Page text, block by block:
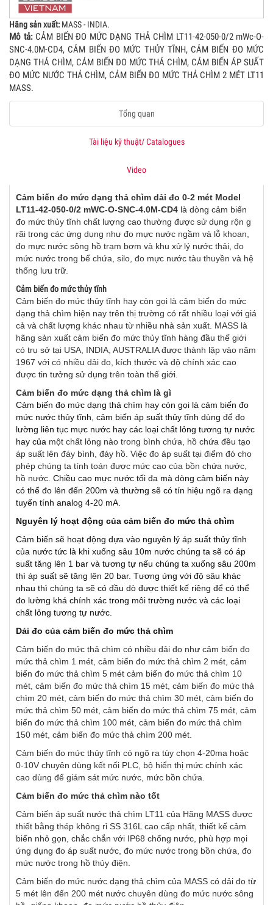
Hãng sản xuất: MASS - INDIA.
Mô tả:CẢM BIẾN ĐO MỨC DẠNG THẢ CHÌM LT11-42-050-0/2 mWc-O-
SNC-4.0M-CD4, CẢM BIẾN ĐO MỨC THỦY TĨNH, CẢM BIẾN ĐO MỨC
DẠNG THẢ CHÌM, CẢM BIẾN ĐO MỨC THẢ CHÌM, CẢM BIẾN ÁP SUẤT
ĐO MỨC NƯỚC THẢ CHÌM, CẢM BIẾN ĐO MỨC THẢ CHÌM 2 MÉT LT11
MASS.
Tổng quan
Tài liệu kỹ thuật/ Catalogues
Video
Cảm biến đo mức dạng thả chìm dải đo 0-2 mét Model
LT11-42-050-0/2 mWC-O-SNC-4.0M-CD4 là dòng cảm biến
đo mức thủy tĩnh chất lượng cao thường được sử dụng rộn g
rãi trong các ứng dụng như đo mực nước ngầm và lỗ khoan,
đo mực nước sông hồ trạm bơm và khu xử lý nước thải, đo
mức nước trong bể chứa, silo, đo mực nước tàu thuyền và hệ
thống lưu trữ.
Cảm biến đo mức thủy tĩnh
Cảm biến đo mức thủy tĩnh hay còn gọi là cảm biến đo mức
dạng thả chìm hiện nay trên thị trường có rất nhiều loại với giá
cả và chất lượng khác nhau từ nhiều nhà sản xuất. MASS là
hãng sản xuất cảm biến đo mức thủy tĩnh hàng đầu thế giới
có trụ sở tại USA, INDIA, AUSTRALIA được thành lập vào năm
1967 với có nhiều dải đo, kích thước và độ chính xác cao
được tin tưởng sử dụng trên toàn thế giới.
Cảm biến đo mức dạng thả chìm là gì
Cảm biến đo mức dạng thả chìm hay còn gọi là cảm biến đo
mức nước thủy tĩnh, cảm biến áp suất thủy tĩnh dùng để đo
lường liên tục mực nước hay các loại chất lỏng tương tự nước
hay của một chất lỏng nào trong bình chứa, hồ chứa đều tạo
áp suất lên đáy bình, đáy hồ. Việc đo áp suất tại điểm đó cho
phép chúng ta tính toán được mức cao của bồn chứa nước,
hồ nước. Chiều cao mực nước tối đa mà dòng cảm biến này
có thể đo lên đến 200m và thường sẽ có tín hiệu ngõ ra dạng
tuyến tính analog 4-20 mA.
Nguyên lý hoạt động của cảm biến đo mức thả chìm
Cảm biến sẽ hoạt động dựa vào nguyên lý áp suất thủy tĩnh
của nước tức là khi xuống sâu 10m nước chúng ta sẽ có áp
suất tăng lên 1 bar và tương tự nếu chúng ta xuống sâu 200m
thì áp suất sẽ tăng lên 20 bar. Tương ứng với độ sâu khác
nhau thì chúng ta sẽ có đầu dò được thiết kế riêng để có thể
đo lường khá chính xác trong môi trường nước và các loại
chất lỏng tương tự nước.
Dải đo của cảm biến đo mức thả chìm
Cảm biến đo mức thả chìm có nhiều dải đo như cảm biến đo
mức thả chìm 1 mét, cảm biến đo mức thả chìm 2 mét, cảm
biến đo mức thả chìm 5 mét cảm biến đo mức thả chìm 10
mét, cảm biến đo mức thả chìm 15 mét, cảm biến đo mức thả
chìm 20 mét, cảm biến đo mức thả chìm 30 mét, cảm biến đo
mức thả chìm 50 mét, cảm biến đo mức thả chìm 75 mét, cảm
biến đo mức thả chìm 100 mét, cảm biến đo mức thả chìm
150 mét, cảm biến đo mức thả chìm 200 mét.
Cảm biến đo mức thủy tĩnh có ngõ ra tùy chọn 4-20ma hoặc
0-10V chuyên dùng kết nối PLC, bộ hiển thị mức chính xác
cao dùng để giám sát mức nước, mức bồn chứa.
Cảm biến đo mức thả chìm nào tốt
Cảm biến áp suất nước thả chìm LT11 của Hãng MASS được
thiết bằng thép không rỉ SS 316L cao cấp nhất, thiết kế cảm
biến nhỏ gọn, chắc chắn với IP68 chống nước, phù hợp mọi
ứng dụng đo áp suất nước, đo mức nước trong bồn chứa, đo
mức nước trong hồ thủy điện.
Cảm biến đo mức nước dạng thả chìm của MASS có dải đo từ
5 mét lên đến 200 mét nước chuyên dùng đo mức nước sông